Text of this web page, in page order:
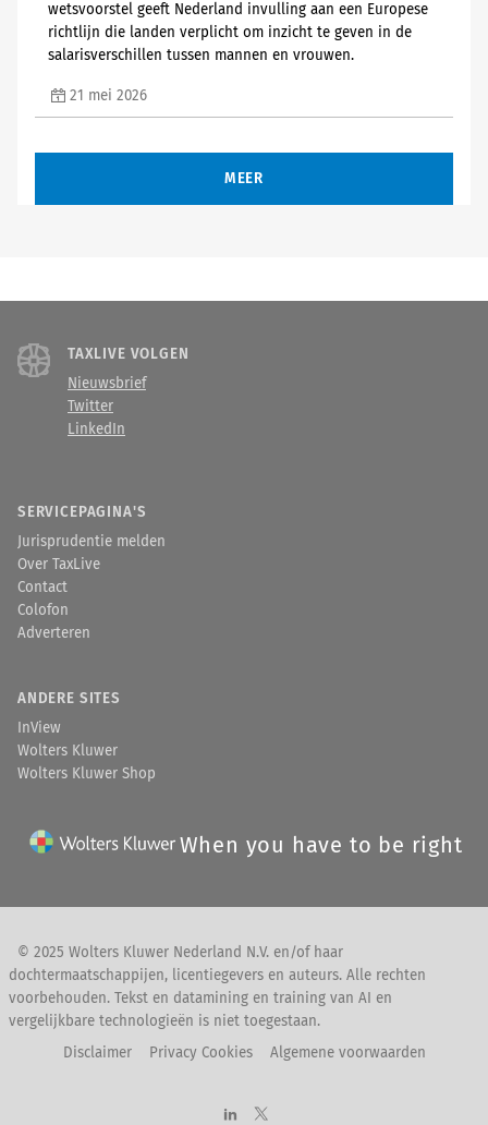
wetsvoorstel geeft Nederland invulling aan een Europese
richtlijn die landen verplicht om inzicht te geven in de
salarisverschillen tussen mannen en vrouwen.
21 mei 2026
MEER
TAXLIVE VOLGEN
Nieuwsbrief
Twitter
LinkedIn
SERVICEPAGINA'S
Jurisprudentie melden
Over TaxLive
Contact
Colofon
Adverteren
ANDERE SITES
InView
Wolters Kluwer
Wolters Kluwer Shop
When you have to be right
© 2025 Wolters Kluwer Nederland N.V. en/of haar
dochtermaatschappijen, licentiegevers en auteurs. Alle rechten
voorbehouden. Tekst en datamining en training van AI en
vergelijkbare technologieën is niet toegestaan.
Disclaimer
Privacy Cookies Algemene voorwaarden